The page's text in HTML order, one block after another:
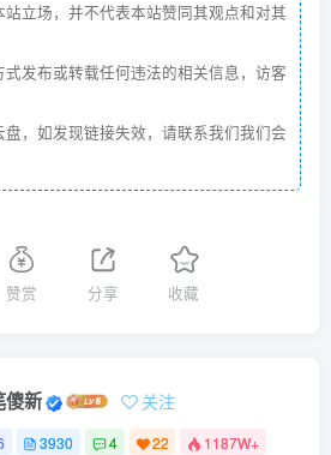
立场，并不代表本站赞同其观点和对其
发布或转载任何违法的相关信息，访客
，如发现链接失效，请联系我们我们会
赞赏 分享 收藏
傻新 关注
3930 4 22 1187W+